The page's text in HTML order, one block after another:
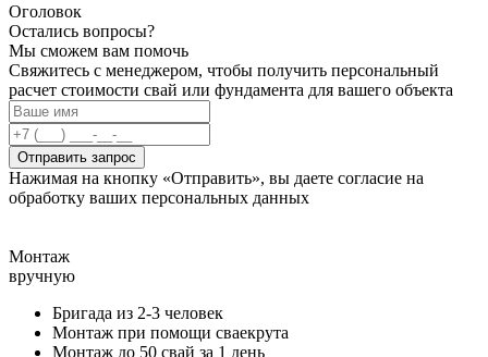
Оголовок
Остались вопросы?
Мы сможем вам помочь
Свяжитесь с менеджером, чтобы получить персональный
расчет стоимости свай или фундамента для вашего объекта
Отправить запрос
Нажимая на кнопку «Отправить», вы даете согласие на
обработку ваших персональных данных
Монтаж
вручную
Бригада из 2-3 человек
Монтаж при помощи сваекрута
Монтаж до 50 свай за 1 день